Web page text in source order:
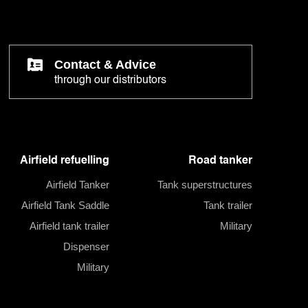
Contact & Advice
through our distributors
Airfield refuelling
Airfield Tanker
Airfield Tank Saddle
Airfield tank trailer
Dispenser
Military
Road tanker
Tank superstructures
Tank trailer
Military